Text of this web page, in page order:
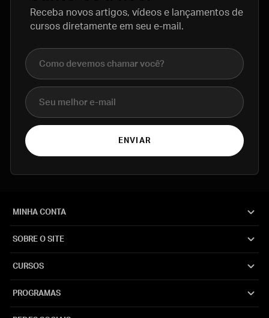
Receba novos artigos, vídeos e lançamentos de
cursos diretamente em seu e-mail.
Nome completo
E-mail
ENVIAR
MINHA CONTA
SOBRE O SITE
CURSOS
PROGRAMAS